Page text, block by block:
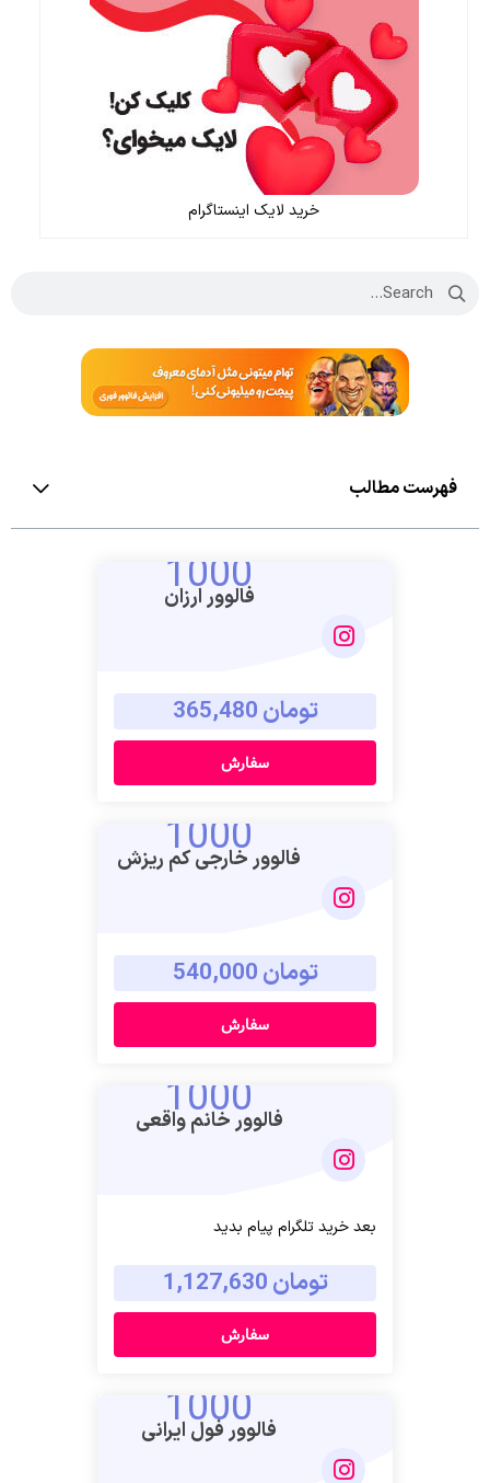
خرید لایک اینستاگرام
فهرست مطالب
1000
فالوور ارزان
تومان 365,480
سفارش
1000
فالوور خارجی کم ریزش
تومان 540,000
سفارش
1000
فالوور خانم واقعی
بعد خرید تلگرام پیام بدید
تومان 1,127,630
سفارش
1000
فالوور فول ایرانی